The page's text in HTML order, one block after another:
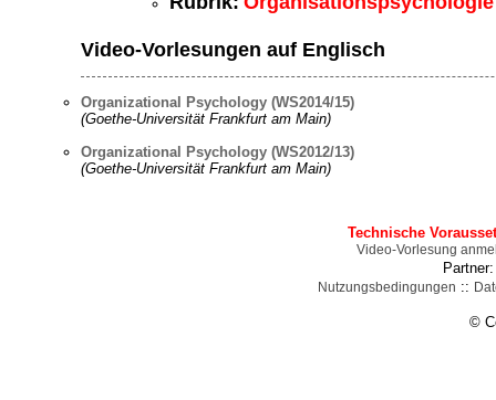
Video-Vorlesungen auf Englisch
Organizational Psychology (WS2014/15)
(Goethe-Universität Frankfurt am Main)
Organizational Psychology (WS2012/13)
(Goethe-Universität Frankfurt am Main)
Technische
Video-Vorlesung
Nutzungsbedingungen ::
©